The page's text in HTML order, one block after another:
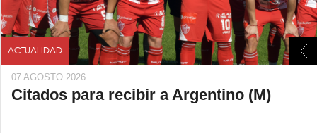
ACTUALIDAD
07 AGOSTO 2026
Citados para recibir a Argentino (M)